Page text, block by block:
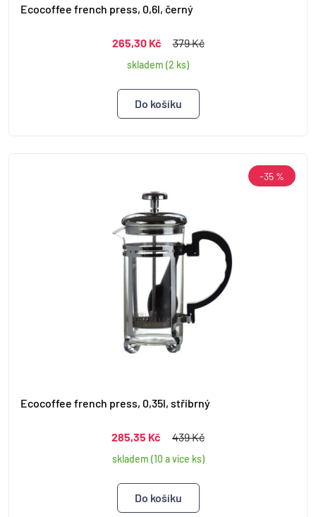
Ecocoffee french press, 0,6l, černý
265,30 Kč 379 Kč
skladem (2 ks)
Ecocoffee french press, 0,35l, stříbrný
285,35 Kč 439 Kč
skladem (10 a více ks)
-35 %